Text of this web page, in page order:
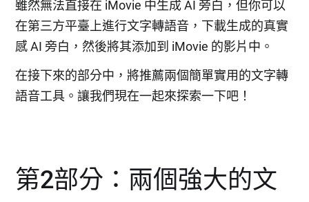
雖然無法直接在 iMovie 中生成 AI 旁白，但你可以
在第三方平臺上進行文字轉語音，下載生成的真實
感 AI 旁白，然後將其添加到 iMovie 的影片中。
在接下來的部分中，將推薦兩個簡單實用的文字轉
語音工具。讓我們現在一起來探索一下吧！
第2部分：兩個強大的文